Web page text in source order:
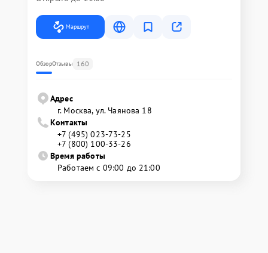
Маршрут
ОбзорОтзывы 160
Адрес
г. Москва, ул. Чаянова 18
Контакты
+7 (495) 023-73-25
+7 (800) 100-33-26
Время работы
Работаем с 09:00 до 21:00